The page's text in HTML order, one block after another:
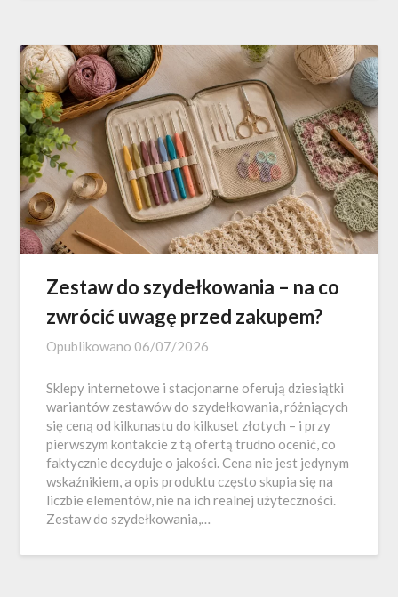
Zestaw do szydełkowania – na co
zwrócić uwagę przed zakupem?
Opublikowano 06/07/2026
Sklepy internetowe i stacjonarne oferują dziesiątki
wariantów zestawów do szydełkowania, różniących
się ceną od kilkunastu do kilkuset złotych – i przy
pierwszym kontakcie z tą ofertą trudno ocenić, co
faktycznie decyduje o jakości. Cena nie jest jedynym
wskaźnikiem, a opis produktu często skupia się na
liczbie elementów, nie na ich realnej użyteczności.
Zestaw do szydełkowania,…